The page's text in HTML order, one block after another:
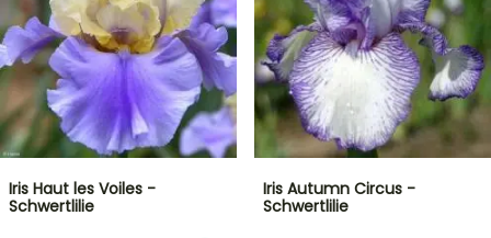
Iris Haut les Voiles -
Schwertlilie
Iris Autumn Circus -
Schwertlilie